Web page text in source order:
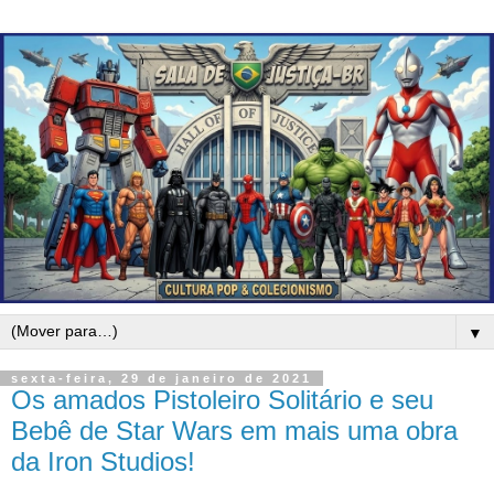
▼
sexta-feira, 29 de janeiro de 2021
Os amados Pistoleiro Solitário e seu
Bebê de Star Wars em mais uma obra
da Iron Studios!